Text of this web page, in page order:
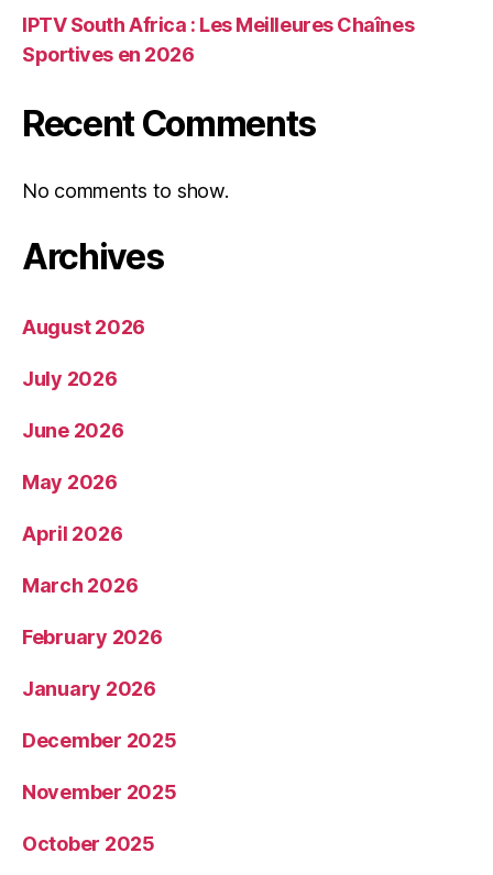
IPTV South Africa : Les Meilleures Chaînes
Sportives en 2026
Recent Comments
No comments to show.
Archives
August 2026
July 2026
June 2026
May 2026
April 2026
March 2026
February 2026
January 2026
December 2025
November 2025
October 2025